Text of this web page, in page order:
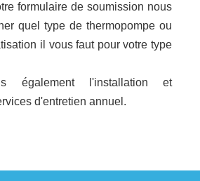
formulaire de soumission nous
quel type de thermopompe ou
il vous faut pour votre type
également l'installation et
d'entretien annuel.